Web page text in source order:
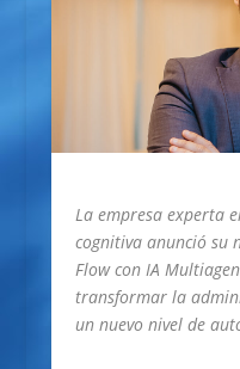
La empresa experta
cognitiva anunció su
Flow con IA
transformar la
un nuevo nivel de